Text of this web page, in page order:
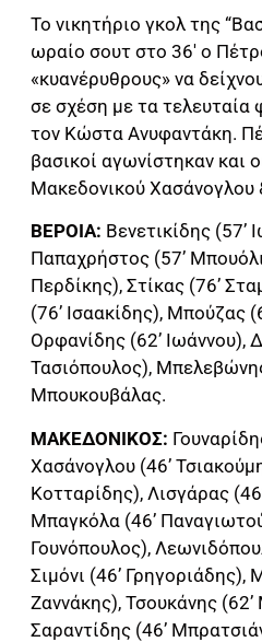
Το νικητήριο γκολ της
ωραίο σουτ στο 36′ ο
«κυανέρυθρους» να
σε σχέση με τα τελευταία
τον Κώστα Ανυφαντάκη.
βασικοί αγωνίστηκαν και
Μακεδονικού Χασάνογλου
ΒΕΡΟΙΑ: Βενετικίδης (57’
Παπαχρήστος (57’
Περδίκης), Στίκας (76’
(76’ Ισαακίδης), Μπούζας
Ορφανίδης (62’ Ιωάννου),
Τασιόπουλος),
Μπουκουβάλας.
ΜΑΚΕΔΟΝΙΚΟΣ:
Χασάνογλου (46’
Κοτταρίδης), Λισγάρας
Μπαγκόλα (46’
Γουνόπουλος),
Σιμόνι (46’ Γρηγοριάδης),
Ζαννάκης), Τσουκάνης
Σαραντίδης (46’